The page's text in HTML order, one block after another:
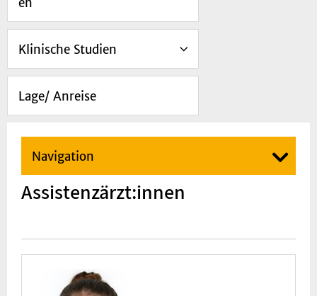
Klinische Studien
Lage/ Anreise
Navigation
Assistenzärzt:innen